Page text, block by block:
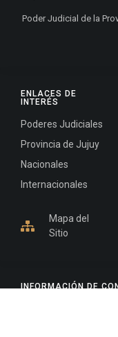
INFORMACIÓN DE
ENLACES DE
INTERÉS
Poderes Judiciales
Provincia de Jujuy
Nacionales
Internacionales
Mapa del
Sitio
Poder Judicial de la